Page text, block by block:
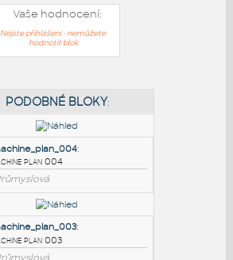
Vaše hodnocení:
Nejste přihlášeni - nemůžete
hodnotit blok
PODOBNÉ BLOKY: